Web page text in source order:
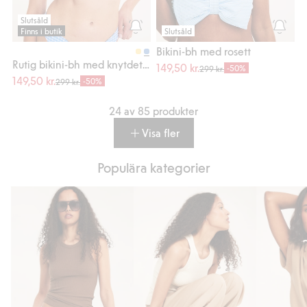
Slutsåld
Finns i butik
Rutig bikini-bh med knytdetalj
149,50 kr.299 kr. -50%
Slutsåld
Bikini-bh med rosett
149,50 kr.299 kr. -50%
24 av 85 produkter
Visa fler
Populära kategorier